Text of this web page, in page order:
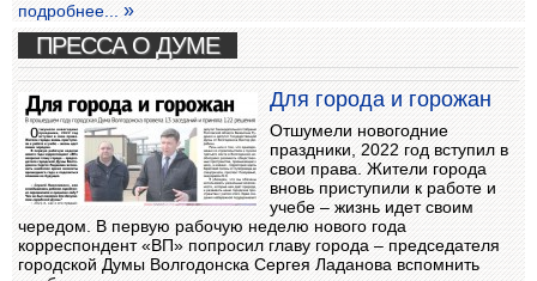
подробнее...
ПРЕССА О ДУМЕ
Для города и горожан
Отшумели новогодние
праздники, 2022 год вступил в
свои права. Жители города
вновь приступили к работе и
учебе – жизнь идет своим
чередом. В первую рабочую неделю нового года
корреспондент «ВП» попросил главу города – председателя
городской Думы Волгодонска Сергея Ладанова вспомнить